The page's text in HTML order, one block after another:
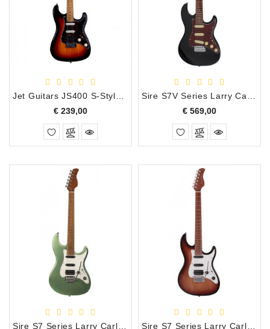
Jet Guitars JS400 S-Style Electrische Gitaar Sunburst
€ 239,00Prijs
Sire S7V Series Larry Carlton Black Electrische Gitaar
€ 569,00Prijs